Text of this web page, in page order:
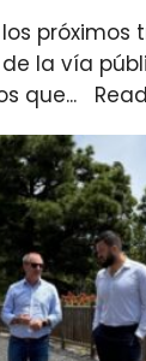
próximos
la vía
que...